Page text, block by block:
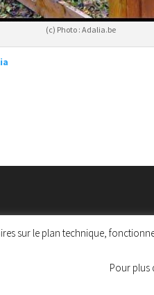
(c) Photo : Adalia.be
Politique de
sur le plan technique,
Pour plus